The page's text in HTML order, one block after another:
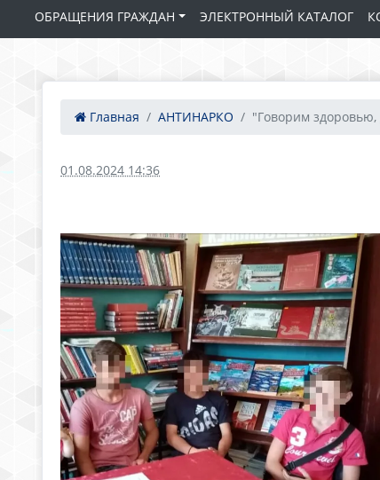
ОБРАЩЕНИЯ ГРАЖДАН
ЭЛЕКТРОННЫЙ КАТАЛОГ
Главная АНТИНАРКО "Говорим здоровью,
01.08.2024 14:36